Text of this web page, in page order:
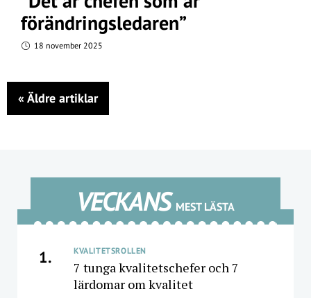
förändringsledaren”
18 november 2025
« Äldre artiklar
VECKANS MEST LÄSTA
1. KVALITETSROLLEN
7 tunga kvalitetschefer och 7
lärdomar om kvalitet